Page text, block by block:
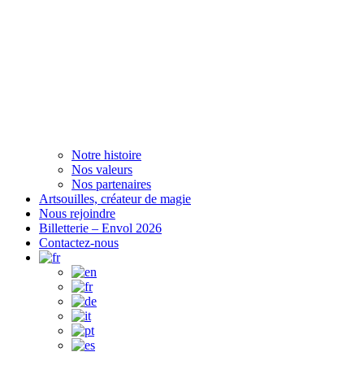
Notre histoire
Nos valeurs
Nos partenaires
Artsouilles, créateur de magie
Nous rejoindre
Billetterie – Envol 2026
Contactez-nous